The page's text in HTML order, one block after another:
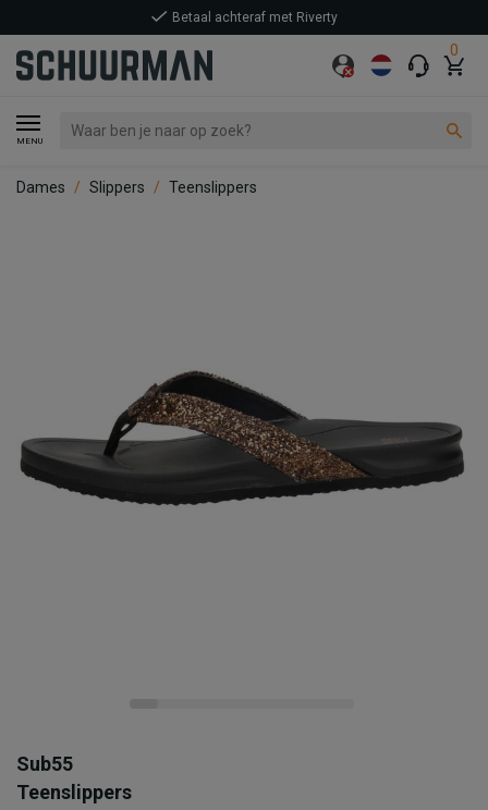
0
MENU
Betaal achteraf met Riverty
Dames Slippers Teenslippers
Sub55
Teenslippers